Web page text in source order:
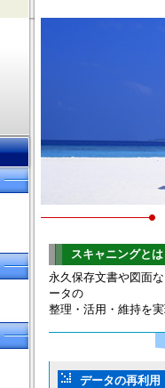
スキャニングと
永久保存文書や図面
ータの
整理・活用・維持を
データの再利用